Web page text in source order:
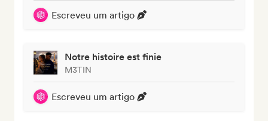
Escreveu um artigo
Notre histoire est finie
M3TIN
Escreveu um artigo